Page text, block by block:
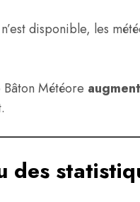
disponible, les
Météore
des